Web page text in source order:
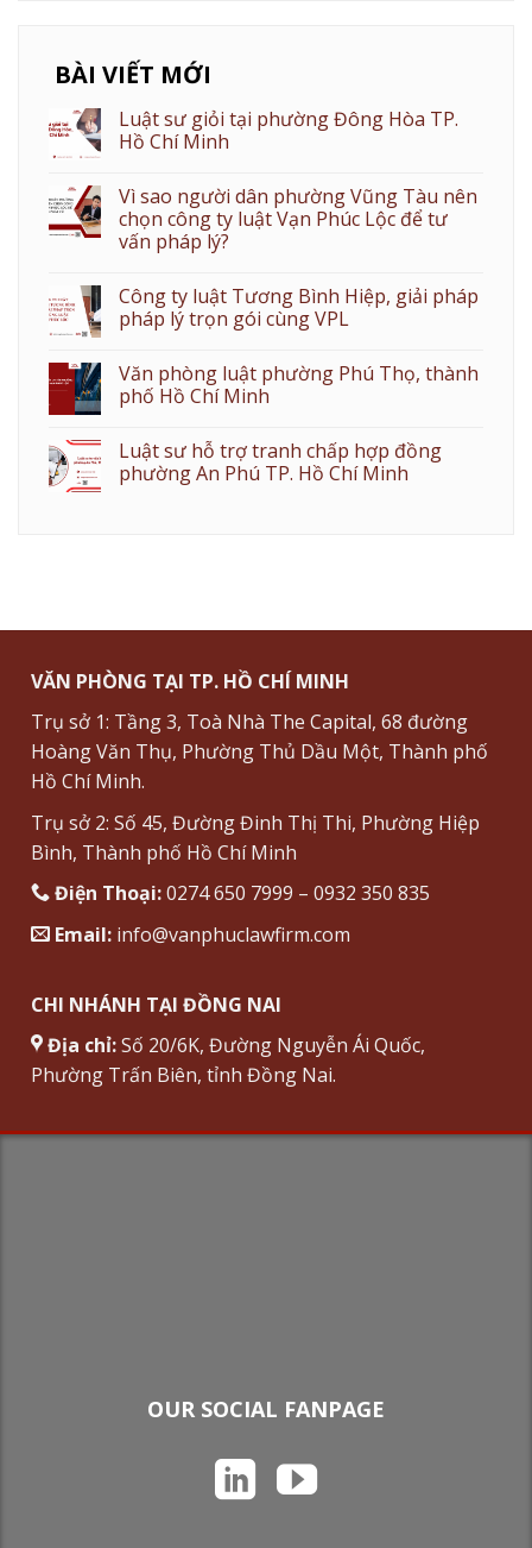
BÀI VIẾT MỚI
Luật sư giỏi tại phường Đông Hòa TP.
Hồ Chí Minh
Vì sao người dân phường Vũng Tàu nên
chọn công ty luật Vạn Phúc Lộc để tư
vấn pháp lý?
Công ty luật Tương Bình Hiệp, giải pháp
pháp lý trọn gói cùng VPL
Văn phòng luật phường Phú Thọ, thành
phố Hồ Chí Minh
Luật sư hỗ trợ tranh chấp hợp đồng
phường An Phú TP. Hồ Chí Minh
VĂN PHÒNG TẠI TP. HỒ CHÍ MINH
Trụ sở 1: Tầng 3, Toà Nhà The Capital, 68 đường
Hoàng Văn Thụ, Phường Thủ Dầu Một, Thành phố
Hồ Chí Minh.
Trụ sở 2: Số 45, Đường Đinh Thị Thi, Phường Hiệp
Bình, Thành phố Hồ Chí Minh
Điện Thoại:0274 650 7999 – 0932 350 835
Email: info@vanphuclawfirm.com
CHI NHÁNH TẠI ĐỒNG NAI
Địa chỉ:Số 20/6K, Đường Nguyễn Ái Quốc,
Phường Trấn Biên, tỉnh Đồng Nai.
OUR SOCIAL FANPAGE